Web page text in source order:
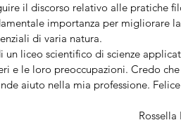
il discorso relativo alle pratiche
importanza per migliorare
di varia natura.
liceo scientifico di scienze
e le loro preoccupazioni. Credo
aiuto nella mia professione.
Rossella